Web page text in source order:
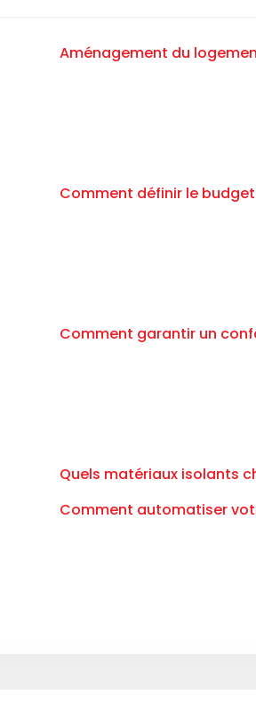
Aménagement du
Comment définir le
Comment garantir un
Quels matériaux isolants
Comment automatiser